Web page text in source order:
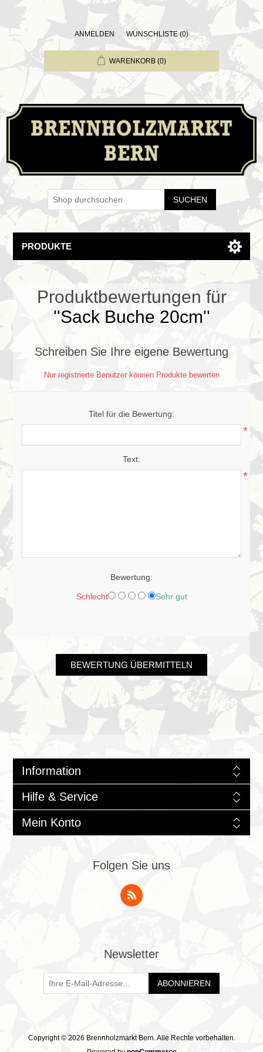
ANMELDEN WUNSCHLISTE (0)
WARENKORB (0)
SUCHEN
PRODUKTE
Produktbewertungen für
Sack Buche 20cm
Schreiben Sie Ihre eigene Bewertung
Nur registrierte Benutzer können Produkte bewerten
Titel für die Bewertung:
*
Text:
*
Bewertung:
Schlecht Sehr gut
BEWERTUNG ÜBERMITTELN
Information
Hilfe & Service
Mein Konto
Folgen Sie uns
Newsletter
ABONNIEREN
Copyright © 2026 Brennholzmarkt Bern. Alle Rechte vorbehalten.